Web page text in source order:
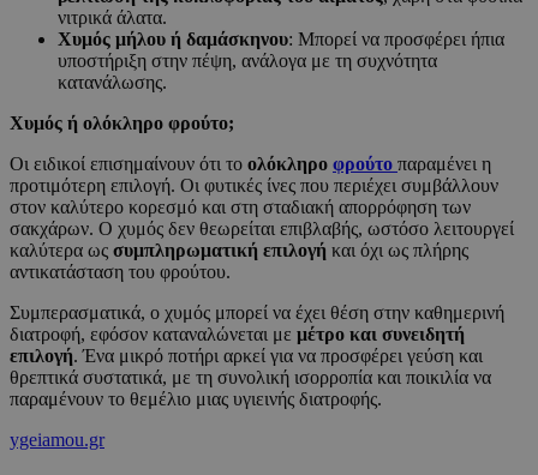
νιτρικά άλατα.
Χυμός μήλου ή δαμάσκηνου: Μπορεί να προσφέρει ήπια
υποστήριξη στην πέψη, ανάλογα με τη συχνότητα
κατανάλωσης.
Χυμός ή ολόκληρο φρούτο;
Οι ειδικοί επισημαίνουν ότι το ολόκληρο φρούτο παραμένει η
προτιμότερη επιλογή. Οι φυτικές ίνες που περιέχει συμβάλλουν
στον καλύτερο κορεσμό και στη σταδιακή απορρόφηση των
σακχάρων. Ο χυμός δεν θεωρείται επιβλαβής, ωστόσο λειτουργεί
καλύτερα ως συμπληρωματική επιλογή και όχι ως πλήρης
αντικατάσταση του φρούτου.
Συμπερασματικά, ο χυμός μπορεί να έχει θέση στην καθημερινή
διατροφή, εφόσον καταναλώνεται με μέτρο και συνειδητή
επιλογή. Ένα μικρό ποτήρι αρκεί για να προσφέρει γεύση και
θρεπτικά συστατικά, με τη συνολική ισορροπία και ποικιλία να
παραμένουν το θεμέλιο μιας υγιεινής διατροφής.
ygeiamou.gr